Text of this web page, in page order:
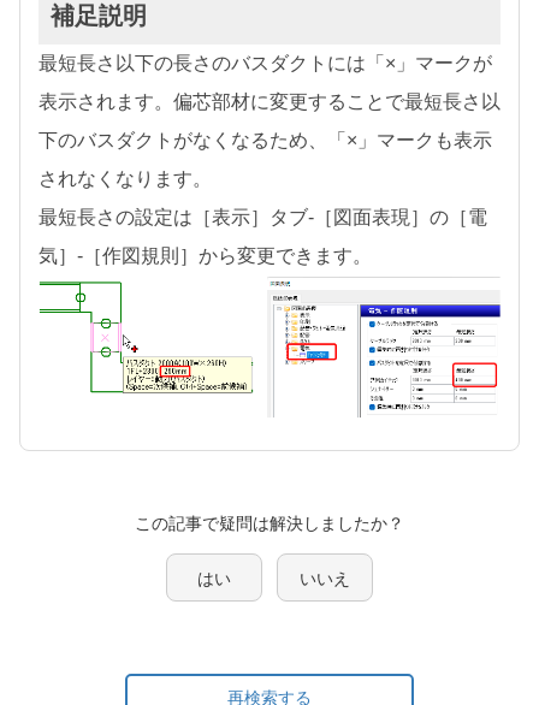
補足説明
最短長さ以下の長さのバスダクトには「×」マークが
表示されます。偏芯部材に変更することで最短長さ以
下のバスダクトがなくなるため、「×」マークも表示
されなくなります。
最短長さの設定は［表示］タブ-［図面表現］の［電
気］-［作図規則］から変更できます。
この記事で疑問は解決しましたか？
はい いいえ
再検索する